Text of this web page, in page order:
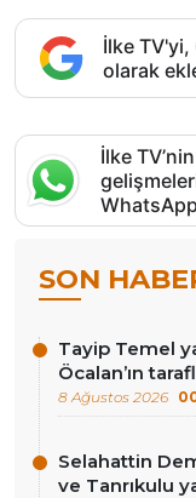
İlke
olarak
İlke
SON
Tayip Temel
Öcalan’ın
8 Ağustos 2026
Selahattin
ve Tanrıkulu